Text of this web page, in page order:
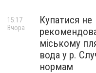
Купатися не
міському
вода у р.
нормам
15:17
Вчора